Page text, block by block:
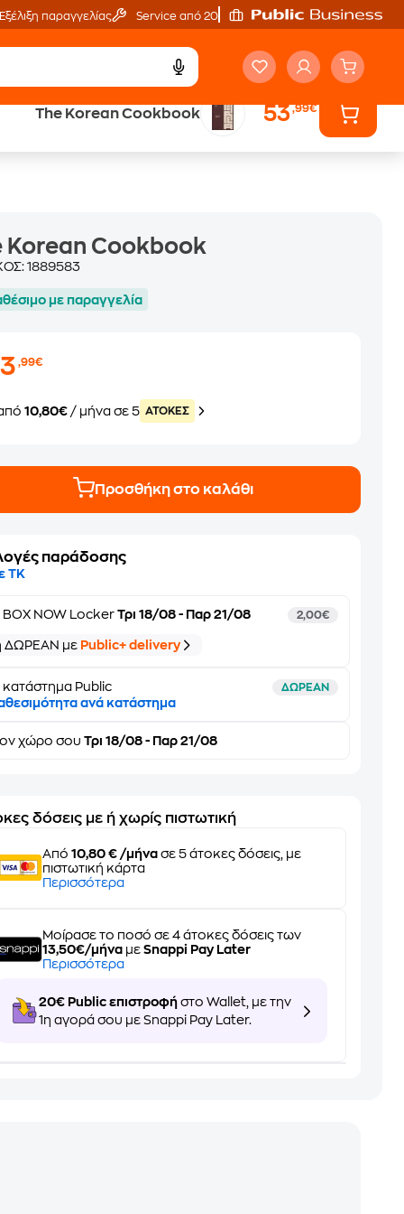
Εξέλιξη παραγγελίας Service από 20'
The Korean Cookbook 53,99€
Έλα στον κόσμο
Korean Cookbook
1889583
με παραγγελία
,99€
10,80€ / μήνα σε 5 ATOKEΣ
Προσθήκη στο καλάθι
παράδοσης
ΤΚ
BOX NOW Locker Τρι 18/08 - Παρ 21/08 2,00€
ΔΩΡΕΑΝ με Public+ delivery
κατάστημα Public ΔΩΡΕΑΝ
ανά κατάστημα
χώρο σου Τρι 18/08 - Παρ 21/08
δόσεις με ή χωρίς πιστωτική
Από10,80 € /μήνα σε 5 άτοκες δόσεις, με
πιστωτική κάρτα
Περισσότερα
Μοίρασε το ποσό σε 4 άτοκες δόσεις των
13,50€/μήνα μεSnappi Pay Later
Περισσότερα
20€ Public επιστροφή στο Wallet, με την
1η αγορά σου με Snappi Pay Later.